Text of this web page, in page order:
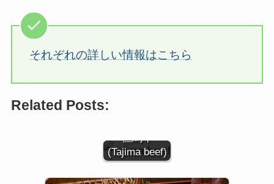
それぞれの詳しい情報はこちら
Related Posts:
但馬牛
(Tajima beef)